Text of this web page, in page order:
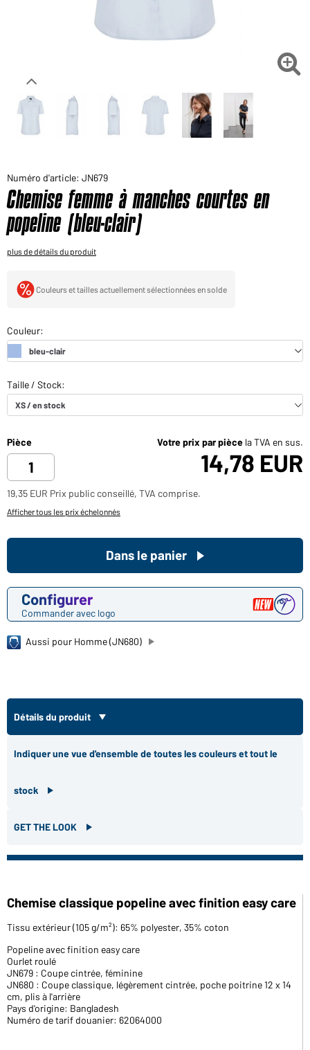
Voudriez-vous acheter des produits pour votre besoin

Numéro d'article: JN679
Chemise femme à manches courtes en
popeline (bleu-clair)
plus de détails du produit
Couleurs et tailles actuellement sélectionnées en solde
Pièce Votre prix par pièce la TVA en sus.
14,78 EUR
19,35 EUR Prix public conseillé, TVA comprise.
Afficher tous les prix échelonnés
Configurer
Commander avec logo
Dans le panier
Aussi pour Homme (JN680)
Détails du produit
Indiquer une vue d'ensemble de toutes les couleurs et tout le
stock
GET THE LOOK
Chemise classique popeline avec finition easy care
Tissu extérieur (105 g/m²): 65% polyester, 35% coton
Popeline avec finition easy care
Ourlet roulé
JN679 : Coupe cintrée, féminine
JN680 : Coupe classique, légèrement cintrée, poche poitrine 12 x 14
cm, plis à l'arrière
Pays d'origine: Bangladesh
Numéro de tarif douanier: 62064000